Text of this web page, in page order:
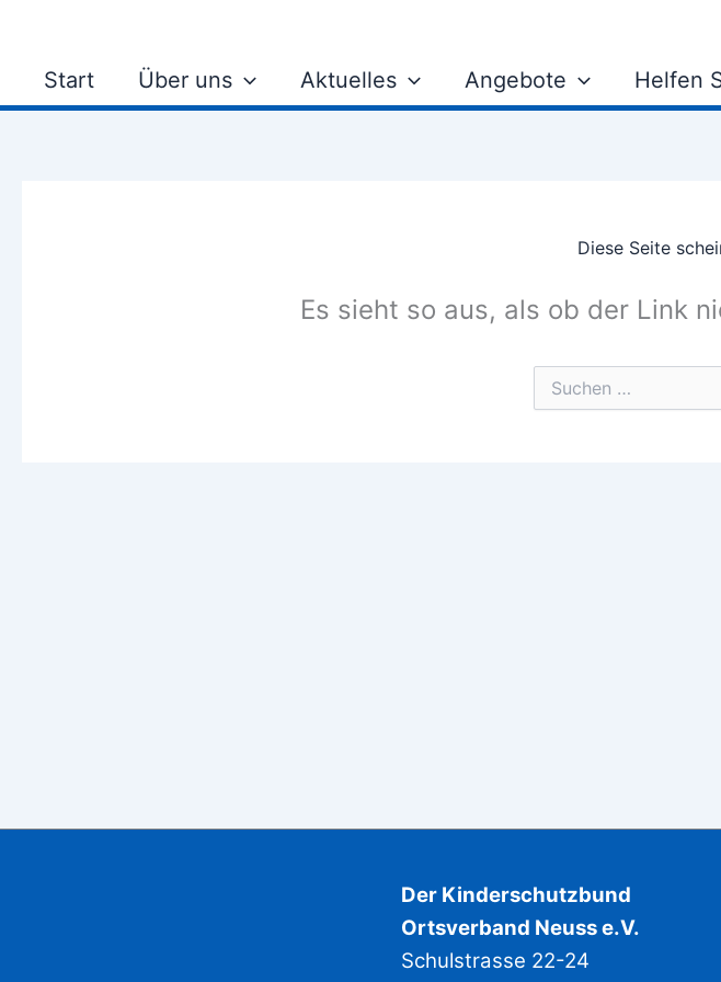
springenStart Über uns Aktuelles Angebote Helfen
Diese Seite
Es sieht so aus, als ob der Link
Suchen
nach:
Der Kinderschutzbund
Ortsverband Neuss e.V.
Schulstrasse 22-24